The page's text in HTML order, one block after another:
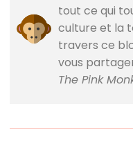
tout ce qui
culture et la
travers ce
vous
The Pink